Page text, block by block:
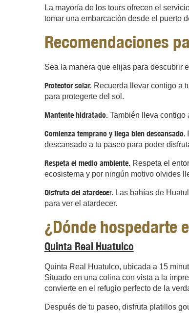
La mayoría de los tours ofrecen el
tomar una embarcación desde el puerto
Recomendaciones
Sea la manera que elijas para descubrir
Protector solar. Recuerda llevar contigo a
para protegerte del sol.
Mantente hidratado. También lleva contigo
Comienza temprano y llega bien descansado.
descansado a tu paseo para poder
Respeta el medio ambiente. Respeta el
ecosistema y por ningún motivo olvides
Disfruta del atardecer. Las bahías de
para ver el atardecer.
¿Dónde hospedarte
Quinta Real Huatulco
Quinta Real Huatulco, ubicada a 15
Situado en una colina con vista a la
convierte en el refugio perfecto de la
Después de tu paseo, disfruta platillos